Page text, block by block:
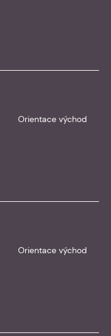
Orientace východ
Orientace východ